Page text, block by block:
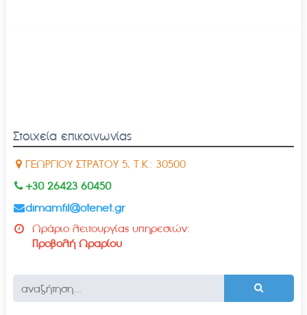
Στοιχεία επικοινωνίας
ΓΕΩΡΓΙΟΥ ΣΤΡΑΤΟΥ 5, Τ.Κ.: 30500
+30 26423 60450
dimamfil@otenet.gr
Ωράριο λειτουργίας υπηρεσιών:
Προβολή Ωραρίου